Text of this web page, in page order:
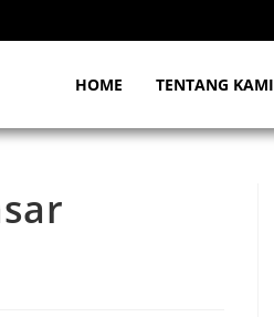
HOME TENTANG KAMI